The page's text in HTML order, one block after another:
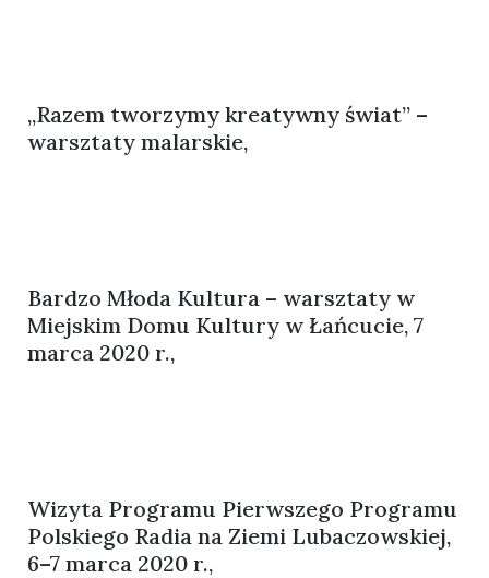
„Razem tworzymy kreatywny świat” –
warsztaty malarskie,
Bardzo Młoda Kultura – warsztaty w
Miejskim Domu Kultury w Łańcucie, 7
marca 2020 r.,
Wizyta Programu Pierwszego Programu
Polskiego Radia na Ziemi Lubaczowskiej,
6–7 marca 2020 r.,